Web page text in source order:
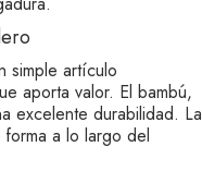
simple artículo
aporta valor. El bambú,
excelente durabilidad. La
a lo largo del